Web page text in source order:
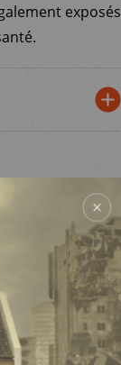
exposés
et de
un pays où
la